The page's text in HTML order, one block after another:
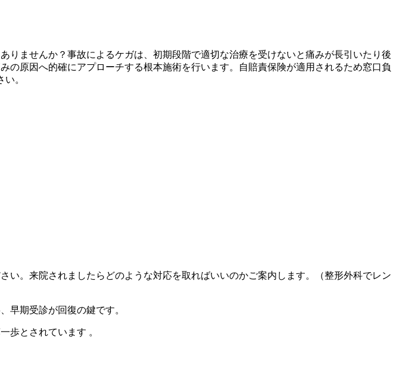
ませんか？事故によるケガは、初期段階で適切な治療を受けないと痛みが長引いたり後
原因へ的確にアプローチする根本施術を行います。自賠責保険が適用されるため窓口負
。
。来院されましたらどのような対応を取ればいいのかご案内します。（整形外科でレン
早期受診が回復の鍵です。
歩とされています 。